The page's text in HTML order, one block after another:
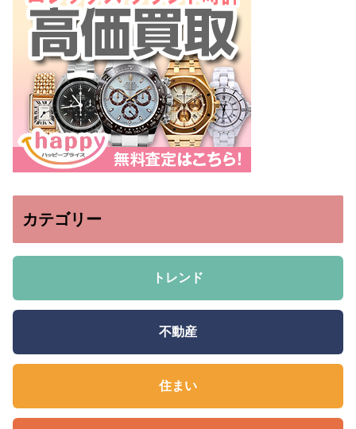
カテゴリー
トレンド
不動産
住まい